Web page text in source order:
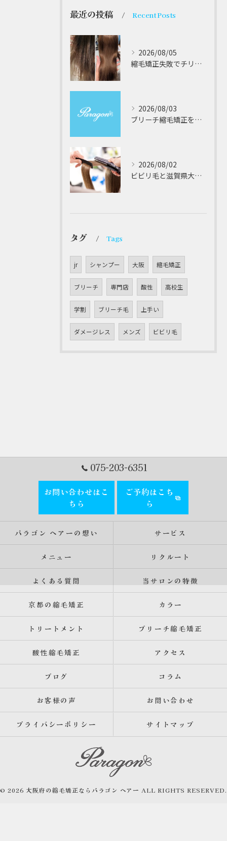
最近の投稿 Recent Posts
2026/08/05
縮毛矯正失敗でチリチリジリジリの髪をビビり直し専門が丁寧に修復する方法解説
2026/08/03
ブリーチ縮毛矯正を安全に受けるための大阪府対応サロン選びと髪質改善のポイント
2026/08/02
ビビリ毛と滋賀県大津市での他店縮毛矯正失敗をパラゴンヘアーが修復する徹底ガイド
タグ Tags
jr シャンプー 大阪 縮毛矯正
ブリーチ 専門店 酸性 高校生
学割 ブリーチ毛 上手い
ダメージレス メンズ ビビリ毛
075-203-6351
お問い合わせはこ
ちら
ご予約はこち
ら
パラゴン ヘアーの想い サービス
メニュー リクルート
よくある質問 当サロンの特徴
京都の縮毛矯正 カラー
トリートメント ブリーチ縮毛矯正
酸性縮毛矯正 アクセス
ブログ コラム
お客様の声 お問い合わせ
プライバシーポリシー サイトマップ
© 2026 大阪府の縮毛矯正ならパラゴン ヘアー ALL RIGHTS RESERVED.